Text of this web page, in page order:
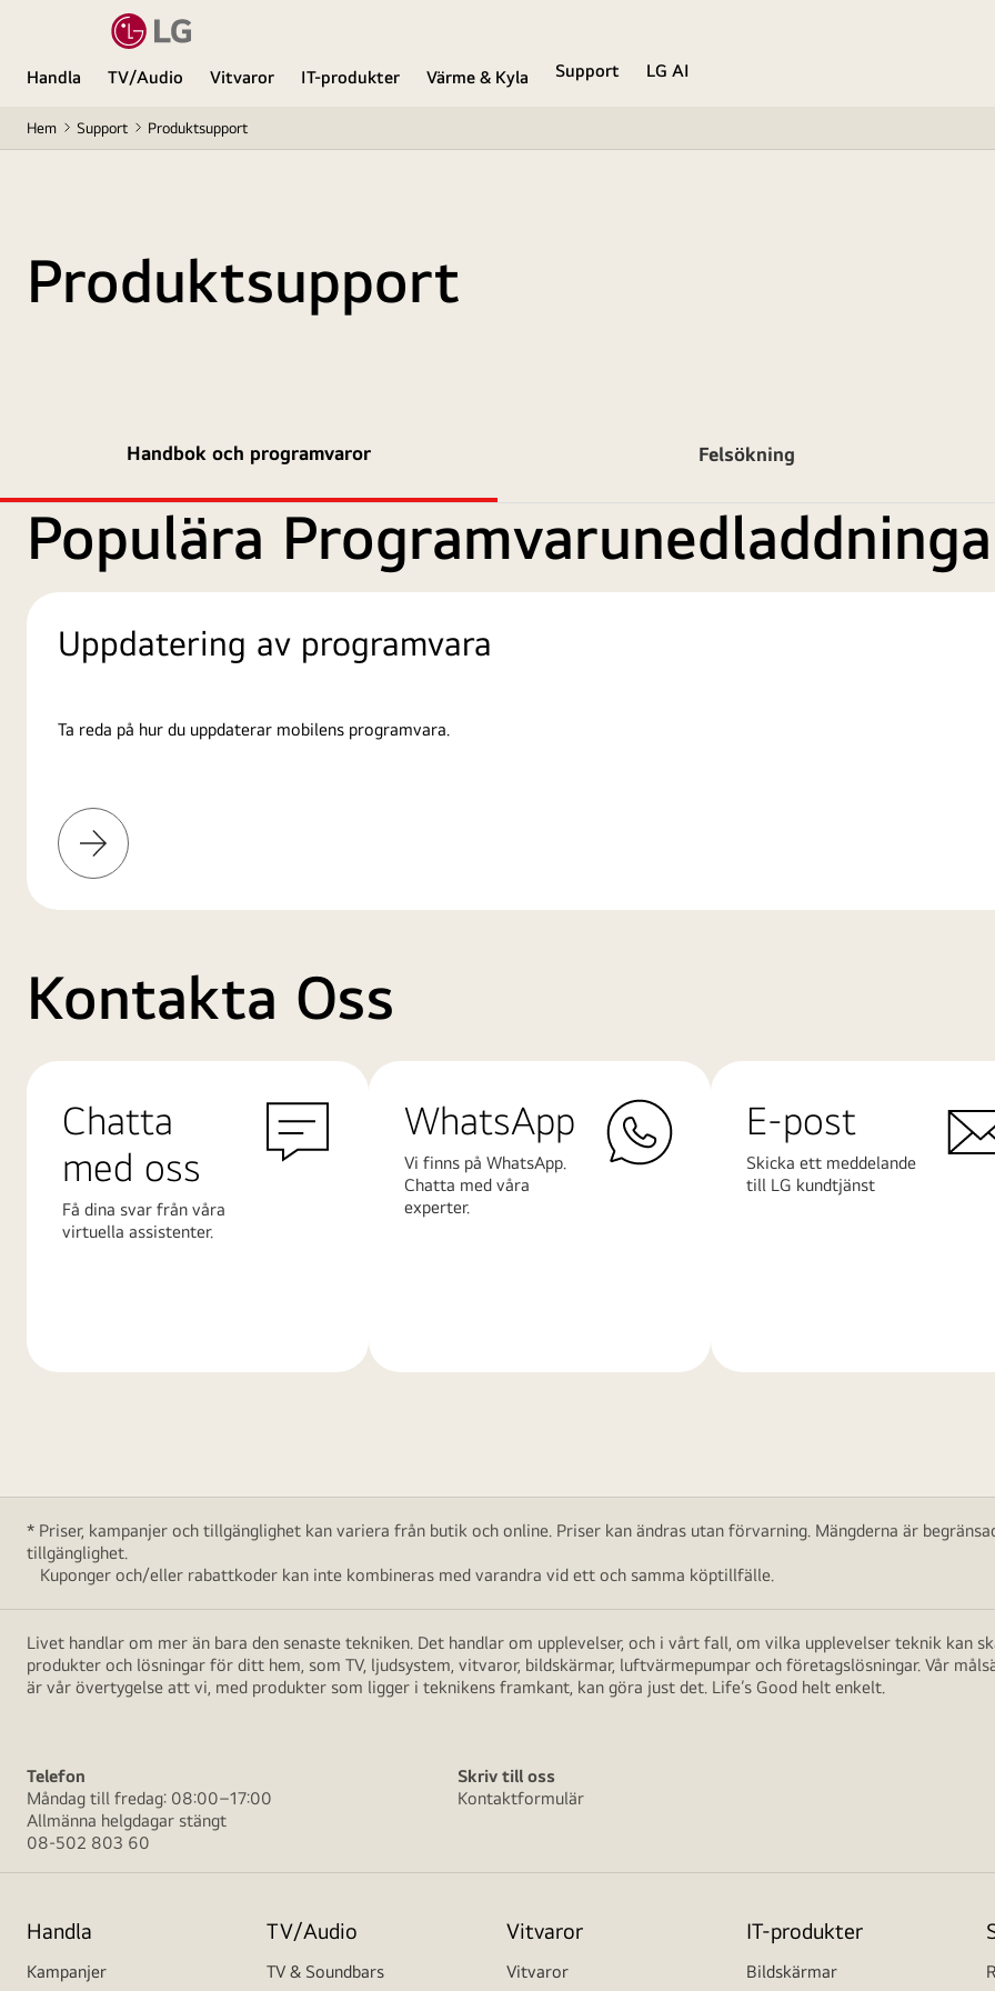
Handla TV/Audio Vitvaror IT-produkter Värme & Kyla Support LG AI
Hem Support Produktsupport
Produktsupport
Handbok och programvaror Felsökning
Populära
Uppdatering av programvara
Ta reda på hur du uppdaterar mobilens programvara.
Läs
mer
Kontakta Oss
Chatta
med oss
Få dina svar från våra
virtuella assistenter.
WhatsApp
Vi finns på WhatsApp.
Chatta med våra
experter.
E-post
Skicka ett meddelande
till LG kundtjänst
* Priser, kampanjer och tillgänglighet kan variera från butik och online. Priser kan ändras utan förvarning. Mängderna är
tillgänglighet.
Kuponger och/eller rabattkoder kan inte kombineras med varandra vid ett och samma köptillfälle.
Livet handlar om mer än bara den senaste tekniken. Det handlar om upplevelser, och i vårt fall, om vilka upplevelser teknik kan
produkter och lösningar för ditt hem, som TV, ljudsystem, vitvaror, bildskärmar, luftvärmepumpar och företagslösningar. Vår
är vår övertygelse att vi, med produkter som ligger i teknikens framkant, kan göra just det. Life’s Good helt enkelt.
Telefon
Måndag till fredag: 08:00–17:00
Allmänna helgdagar stängt
08-502 803 60
Skriv till oss
Kontaktformulär
Handla
Kampanjer
TV/Audio
TV & Soundbars
Vitvaror
Vitvaror
IT-produkter
Bildskärmar